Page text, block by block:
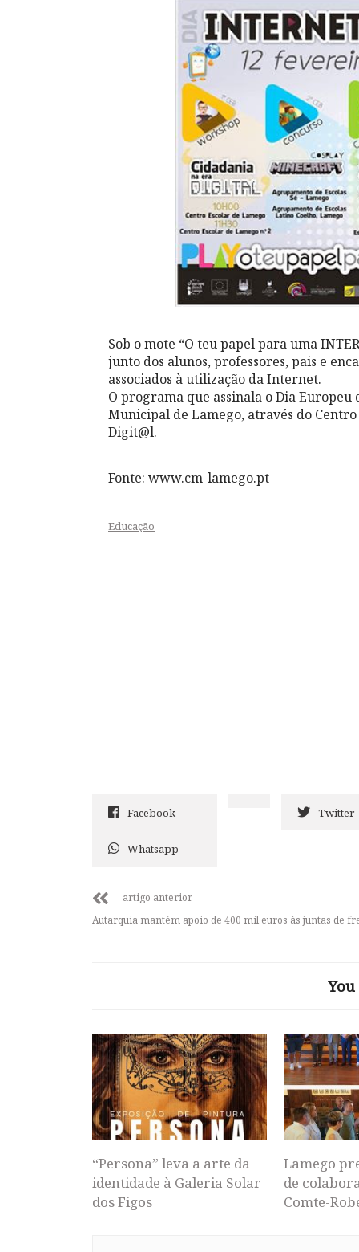
Sob o mote “O teu papel para uma
junto dos alunos, professores, pais e
associados à utilização da Internet.
O programa que assinala o Dia
Municipal de Lamego, através do
Digit@l.
Fonte: www.cm-lamego.pt
Educação
Facebook Twitter
Whatsapp
artigo anterior
Autarquia mantém apoio de 400 mil euros às juntas de
“Persona” leva a arte da
identidade à Galeria Solar
dos Figos
Lamego
de
Comte-